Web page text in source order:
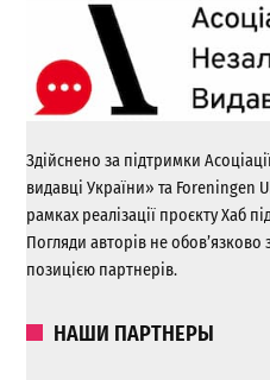
Здійснено за підтримки
видавці України» та Foreningen
рамках реалізації проєкту Хаб
Погляди авторів не обов’язково
позицією партнерів.
НАШИ ПАРТНЕРЫ